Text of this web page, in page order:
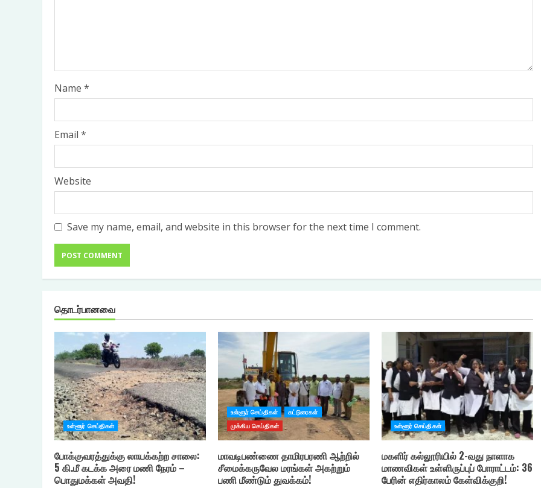
Name *
Email *
Website
Save my name, email, and website in this browser for the next time I comment.
தொடர்பானவை
உள்ளூர் செய்திகள்
போக்குவரத்துக்கு லாயக்கற்ற சாலை:
5 கி.மீ கடக்க அரை மணி நேரம் –
பொதுமக்கள் அவதி!
உள்ளூர் செய்திகள்
கட்டுரைகள்
முக்கிய செய்திகள்
மாவடிபண்ணை தாமிரபரணி ஆற்றில்
சீமைக்கருவேல மரங்கள் அகற்றும்
பணி மீண்டும் துவக்கம்!
உள்ளூர் செய்திகள்
மகளிர் கல்லூரியில் 2-வது நாளாக
மாணவிகள் உள்ளிருப்புப் போராட்டம்: 36
பேரின் எதிர்காலம் கேள்விக்குறி!